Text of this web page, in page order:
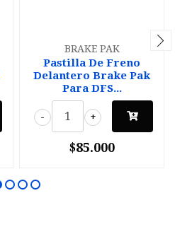
BRAKE PAK
Pastilla De Freno
Delantero Brake Pak
Para DFS...
+
-
$85.000